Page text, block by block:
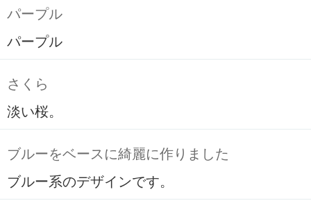
パープル
パープル
さくら
淡い桜。
ブルーをベースに綺麗に作りました
ブルー系のデザインです。